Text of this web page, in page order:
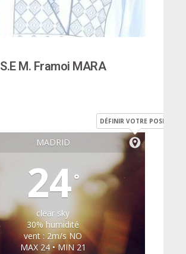
S.E M. Framoi MARA
MADRID
DÉFINIR VOTRE POSITION
24°
clear sky
30% humidité
vent : 2m/s NO
MAX 24 • MIN 21